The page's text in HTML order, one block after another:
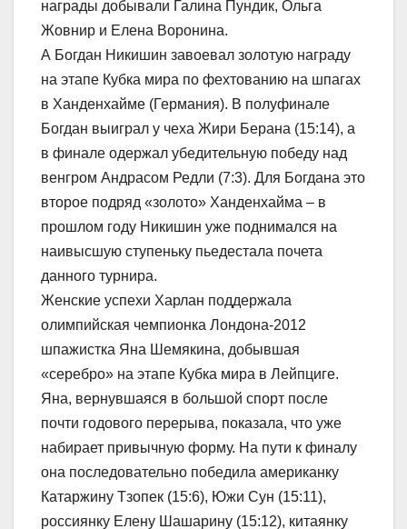
награды добывали Галина Пундик, Ольга
Жовнир и Елена Воронина.
А Богдан Никишин завоевал золотую награду
на этапе Кубка мира по фехтованию на шпагах
в Ханденхайме (Германия). В полуфинале
Богдан выиграл у чеха Жири Берана (15:14), а
в финале одержал убедительную победу над
венгром Андрасом Редли (7:3). Для Богдана это
второе подряд «золото» Ханденхайма – в
прошлом году Никишин уже поднимался на
наивысшую ступеньку пьедестала почета
данного турнира.
Женские успехи Харлан поддержала
олимпийская чемпионка Лондона-2012
шпажистка Яна Шемякина, добывшая
«серебро» на этапе Кубка мира в Лейпциге.
Яна, вернувшаяся в большой спорт после
почти годового перерыва, показала, что уже
набирает привычную форму. На пути к финалу
она последовательно победила американку
Катаржину Тзопек (15:6), Южи Сун (15:11),
россиянку Елену Шашарину (15:12), китаянку